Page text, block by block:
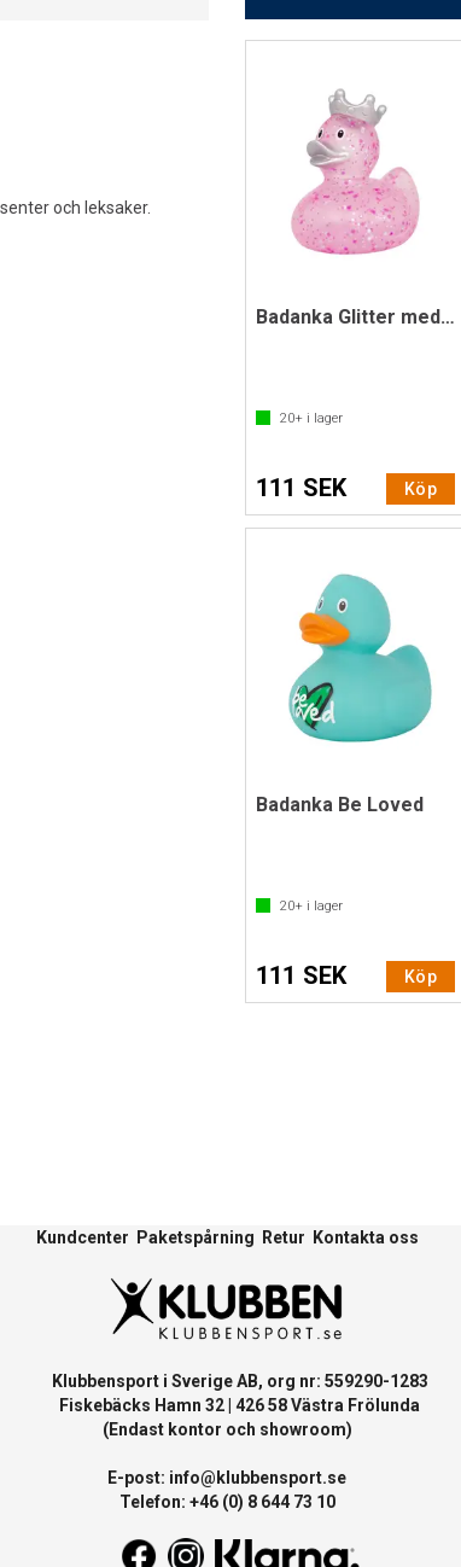
och leksaker.
Badanka Glitter med krona | Rosa
20+ i lager
111 SEK Köp
Badanka Be Loved
20+ i lager
111 SEK Köp
Kundcenter Paketspårning Retur Kontakta oss
Klubbensport i Sverige AB, org nr: 559290-1283
Fiskebäcks Hamn 32 | 426 58 Västra Frölunda
(Endast kontor och showroom)
E-post: info@klubbensport.se
Telefon: +46 (0) 8 644 73 10